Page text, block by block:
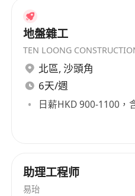
地盤雜工
TEN LOONG
北區, 沙頭角
6天/週
日薪HKD 900-1100，
助理工程师
易珆